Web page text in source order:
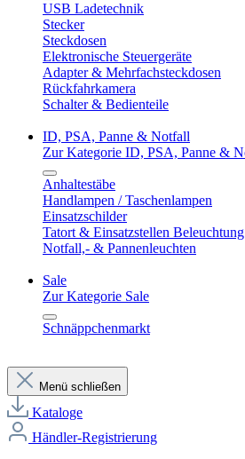
USB Ladetechnik
Stecker
Steckdosen
Elektronische Steuergeräte
Adapter & Mehrfachsteckdosen
Rückfahrkamera
Schalter & Bedienteile
ID, PSA, Panne & Notfall
Zur Kategorie ID, PSA, Panne &
Anhaltestäbe
Handlampen / Taschenlampen
Einsatzschilder
Tatort & Einsatzstellen Beleuchtung
Notfall,- & Pannenleuchten
Sale
Zur Kategorie Sale
Schnäppchenmarkt
Menü schließen
Kataloge
Händler-Registrierung